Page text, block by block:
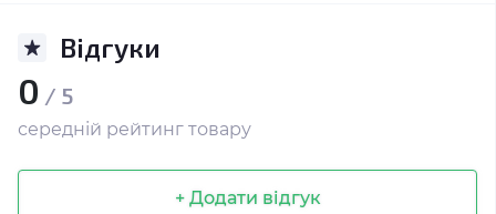
Відгуки
0 / 5
середній рейтинг товару
+ Додати відгук